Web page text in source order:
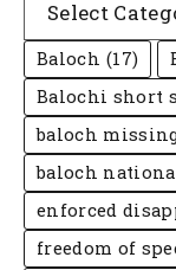
Baloch (17)
Balochi short
baloch
baloch
enforced
freedom of